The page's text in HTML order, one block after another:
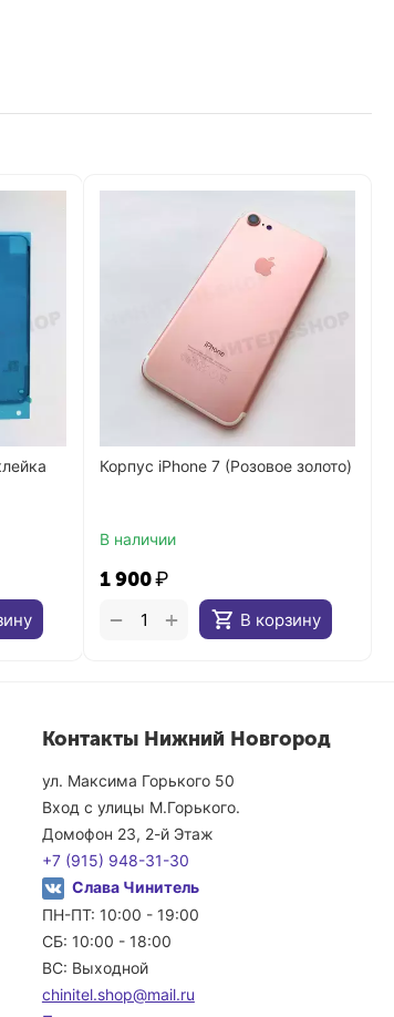
Корпус iPhone 7 (Розовое золото)
В наличии
1 900₽
В корзину
+
−
Контакты Нижний Новгород
ул. Максима Горького 50
Вход с улицы М.Горького.
Домофон 23, 2-й Этаж
+7 (915) 948-31-30
Слава Чинитель
ПН-ПТ: 10:00 - 19:00
СБ: 10:00 - 18:00
ВС: Выходной
chinitel.shop@mail.ru